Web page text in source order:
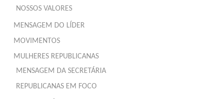
NOSSOS VALORES
MENSAGEM DO LÍDER
MOVIMENTOS
MULHERES REPUBLICANAS
MENSAGEM DA SECRETÁRIA
REPUBLICANAS EM FOCO